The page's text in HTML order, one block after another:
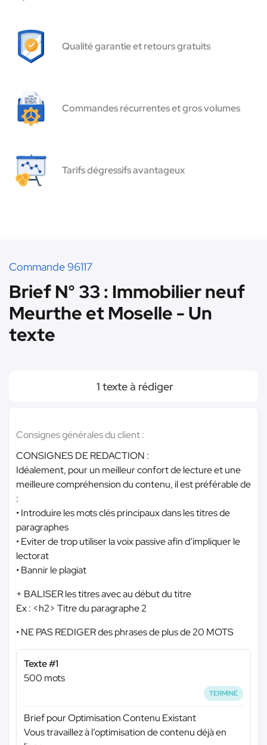
Qualité garantie et retours gratuits
Commandes récurrentes et gros volumes
Tarifs dégressifs avantageux
Commande 96117
Brief N° 33 : Immobilier neuf
Meurthe et Moselle - Un
texte
1 texte à rédiger
Consignes générales du client :
CONSIGNES DE REDACTION :
Idéalement, pour un meilleur confort de lecture et une
meilleure compréhension du contenu, il est préférable de
:
• Introduire les mots clés principaux dans les titres de
paragraphes
• Eviter de trop utiliser la voix passive afin d’impliquer le
lectorat
• Bannir le plagiat
+ BALISER les titres avec au début du titre
Ex : <h2> Titre du paragraphe 2
• NE PAS REDIGER des phrases de plus de 20 MOTS
Texte #1
500 mots
TERMINÉ
Brief pour Optimisation Contenu Existant
Vous travaillez à l’optimisation de contenu déjà en